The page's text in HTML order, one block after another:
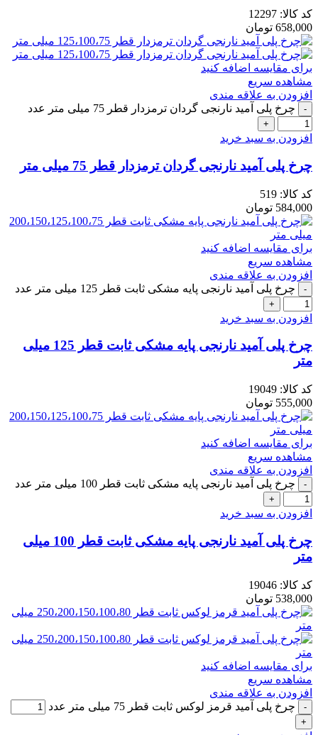
کد کالا: 12297
658,000 تومان
برای مقایسه اضافه کنید
مشاهده سریع
افزودن به علاقه مندی
چرخ پلی آمید نارنجی گردان ترمزدار قطر 75 میلی متر عدد
افزودن به سبد خرید
چرخ پلی آمید نارنجی گردان ترمزدار قطر 75 میلی متر
کد کالا: 519
584,000 تومان
برای مقایسه اضافه کنید
مشاهده سریع
افزودن به علاقه مندی
چرخ پلی آمید نارنجی پایه مشکی ثابت قطر 125 میلی متر عدد
افزودن به سبد خرید
چرخ پلی آمید نارنجی پایه مشکی ثابت قطر 125 میلی
متر
کد کالا: 19049
555,000 تومان
برای مقایسه اضافه کنید
مشاهده سریع
افزودن به علاقه مندی
چرخ پلی آمید نارنجی پایه مشکی ثابت قطر 100 میلی متر عدد
افزودن به سبد خرید
چرخ پلی آمید نارنجی پایه مشکی ثابت قطر 100 میلی
متر
کد کالا: 19046
538,000 تومان
برای مقایسه اضافه کنید
مشاهده سریع
افزودن به علاقه مندی
چرخ پلی آمید قرمز لوکس ثابت قطر 75 میلی متر عدد